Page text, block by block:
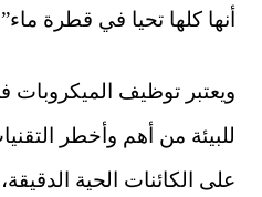
أنها كلها تحيا في قطرة
ويعتبر توظيف الميكروبات
للبيئة من أهم وأخطر
على الكائنات الحية